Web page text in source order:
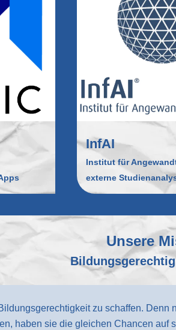
InfAI
Institut für
externe
Unsere
zu schaffen.
haben sie die gleichen Chancen auf